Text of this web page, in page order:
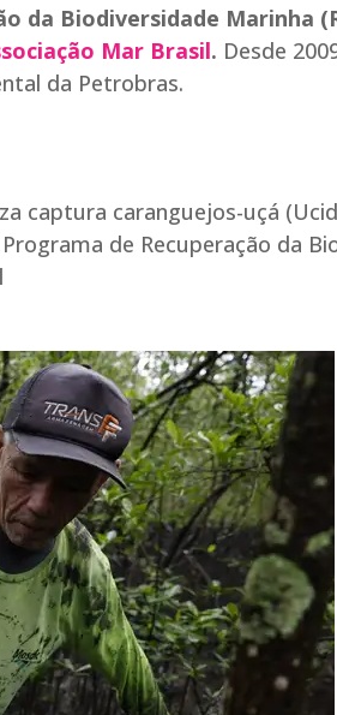
da Biodiversidade Marinha
Mar Brasil. Desde
da Petrobras.